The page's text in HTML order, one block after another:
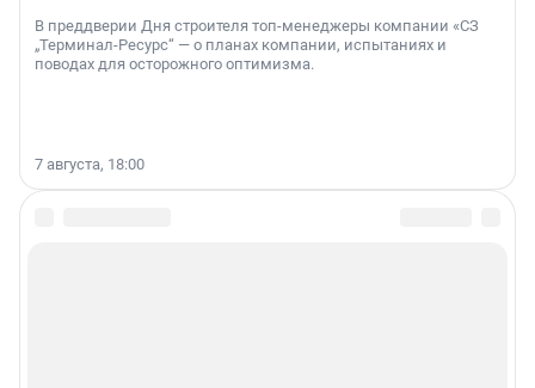
В преддверии Дня строителя топ-менеджеры компании «СЗ
„Терминал-Ресурс“ — о планах компании, испытаниях и
поводах для осторожного оптимизма.
7 августа, 18:00